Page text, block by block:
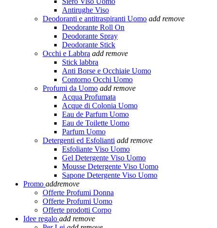
Antirughe Viso
Deodoranti e antitraspiranti Uomo add remove
Deodorante Roll On
Deodorante Spray
Deodorante Stick
Occhi e Labbra add remove
Stick labbra
Anti Borse e Occhiaie Uomo
Contorno Occhi Uomo
Profumi da Uomo add remove
Acqua Profumata
Acque di Colonia Uomo
Eau de Parfum Uomo
Eau de Toilette Uomo
Parfum Uomo
Detergenti ed Esfolianti add remove
Esfoliante Viso Uomo
Gel Detergente Viso Uomo
Mousse Detergente Viso Uomo
Sapone Detergente Viso Uomo
Promo addremove
Offerte Profumi Donna
Offerte Profumi Uomo
Offerte prodotti Corpo
Idee regalo add remove